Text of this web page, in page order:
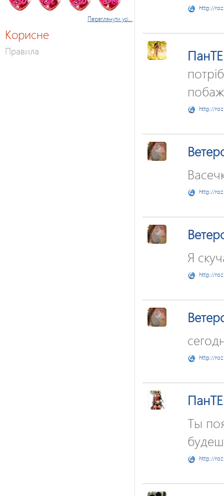
Переглянути усі...
Корисне
Правила
http://
http://
http://
Я
http://
http://
Ты
http://